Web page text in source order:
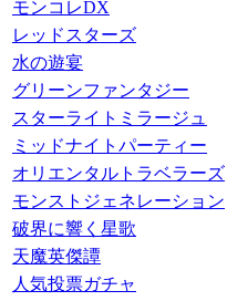
モンコレDX
レッドスターズ
水の遊宴
グリーンファンタジー
スターライトミラージュ
ミッドナイトパーティー
オリエンタルトラベラーズ
モンストジェネレーション
破界に響く星歌
天魔英傑譚
人気投票ガチャ